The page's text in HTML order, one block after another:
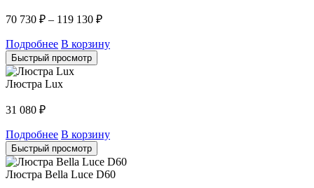
70 730 ₽ – 119 130 ₽
Подробнее В корзину
Быстрый просмотр
Люстра Lux
31 080 ₽
Подробнее В корзину
Быстрый просмотр
Люстра Bella Luce D60